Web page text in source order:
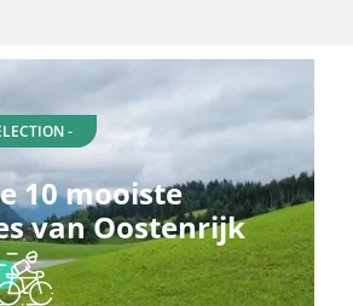
-
10 mooiste
van Oostenrijk